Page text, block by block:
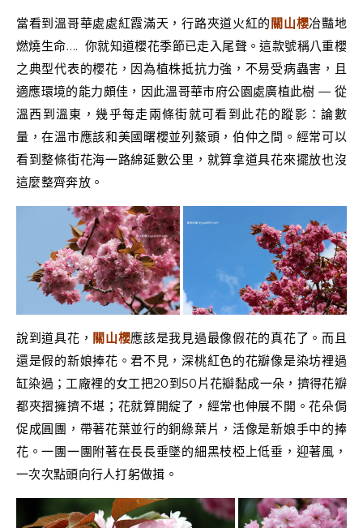
當看到溫哥華處處紅霞滿天，行路夾道火紅的關山櫻冶豔地
燃燒生命…. 你就知道櫻花季節已走入尾聲。這款號稱八重櫻
之典型代表的櫻花，因為植株抵抗力強，不易受病蟲害，且
適應環境的能力頗佳，因此溫哥華市府公園處廣植此樹 — 從
溫西到溫東，幾乎每走兩條街就可看到此花的蹤影：論數
量，在溫市應該和美國曙櫻並列鰲頭，伯仲之間。經常可以
看到整條街花海一路綿延數公里，就算拿道具花來擺放也沒
這麼整齊奔放。
說到道具花， 關山櫻應該是我見過最像假花的真花了。而且
還是假的新娘捧花。君不見，深桃紅色的花瓣像是染坊裡過
缸染過；工廠裡的女工把20到50片花瓣黏成一朵，擠得花瓣
都夾摺擁擠不堪；花就算開綻了，經常也伸展不開。花朵侷
促成圓團，帶著花葉並行的銅綠葉片，活像是新娘手中的捧
花。一團一團附著在長長垂墜的細黑枝椏上低垂，迎著風，
一次次點頭向行人打躬做揖。